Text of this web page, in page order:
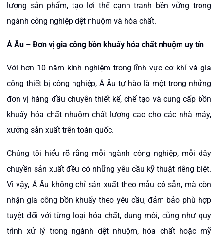
lượng sản phẩm, tạo lợi thế cạnh tranh bền vững trong
ngành công nghiệp dệt nhuộm và hóa chất.
Á Âu – Đơn vị gia công bồn khuấy hóa chất nhuộm uy tín
Với hơn 10 năm kinh nghiệm trong lĩnh vực cơ khí và gia
công thiết bị công nghiệp, Á Âu tự hào là một trong những
đơn vị hàng đầu chuyên thiết kế, chế tạo và cung cấp bồn
khuấy hóa chất nhuộm chất lượng cao cho các nhà máy,
xưởng sản xuất trên toàn quốc.
Chúng tôi hiểu rõ rằng mỗi ngành công nghiệp, mỗi dây
chuyền sản xuất đều có những yêu cầu kỹ thuật riêng biệt.
Vì vậy, Á Âu không chỉ sản xuất theo mẫu có sẵn, mà còn
nhận gia công bồn khuấy theo yêu cầu, đảm bảo phù hợp
tuyệt đối với từng loại hóa chất, dung môi, cũng như quy
trình xử lý trong ngành dệt nhuộm, hóa chất hoặc mỹ